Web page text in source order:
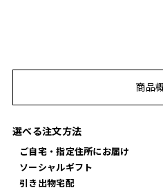
商品
選べる注文方法
ご自宅・指定住所にお届け
ソーシャルギフト
引き出物宅配